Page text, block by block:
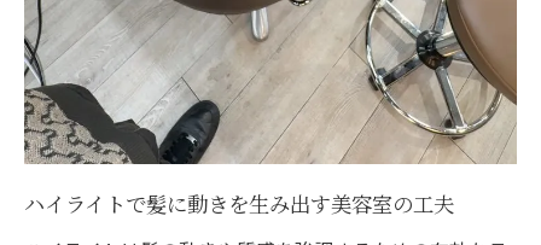
ハイライトで髪に動きを生み出す美容室の工夫